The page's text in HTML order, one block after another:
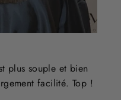
plus souple et bien
facilité. Top !